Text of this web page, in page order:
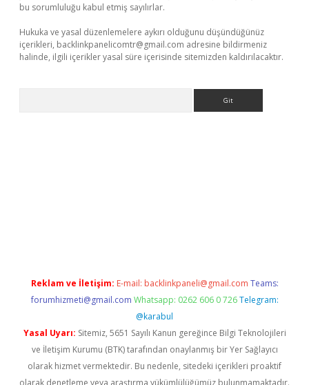
bu sorumluluğu kabul etmiş sayılırlar.
Hukuka ve yasal düzenlemelere aykırı olduğunu düşündüğünüz
içerikleri, backlinkpanelicomtr@gmail.com adresine bildirmeniz
halinde, ilgili içerikler yasal süre içerisinde sitemizden kaldırılacaktır.
Reklam ve İletişim: E-mail: backlinkpaneli@gmail.com Teams:
forumhizmeti@gmail.com Whatsapp: 0262 606 0 726 Telegram:
@karabul
Yasal Uyarı: Sitemiz, 5651 Sayılı Kanun gereğince Bilgi Teknolojileri
ve İletişim Kurumu (BTK) tarafından onaylanmış bir Yer Sağlayıcı
olarak hizmet vermektedir. Bu nedenle, sitedeki içerikleri proaktif
olarak denetleme veya araştırma yükümlülüğümüz bulunmamaktadır.